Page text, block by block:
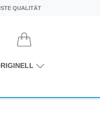
QUALITÄT